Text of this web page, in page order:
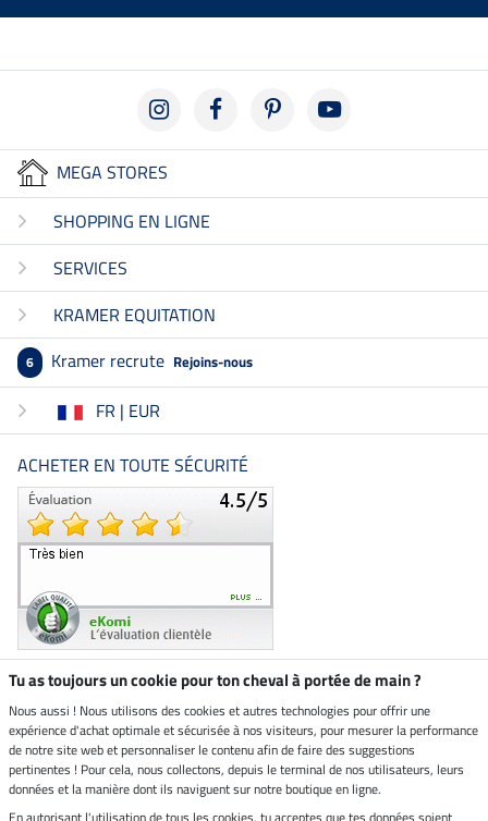
MEGA STORES
SHOPPING EN LIGNE
SERVICES
KRAMER EQUITATION
6 Kramer recrute Rejoins-nous
FR | EUR
ACHETER EN TOUTE SÉCURITÉ
Boutique climatiquement
neutre
Livraison par
Tu as toujours un cookie pour ton cheval à portée de main ?
Nous aussi ! Nous utilisons des cookies et autres technologies pour offrir une
expérience d'achat optimale et sécurisée à nos visiteurs, pour mesurer la performance
de notre site web et personnaliser le contenu afin de faire des suggestions
pertinentes ! Pour cela, nous collectons, depuis le terminal de nos utilisateurs, leurs
données et la manière dont ils naviguent sur notre boutique en ligne.